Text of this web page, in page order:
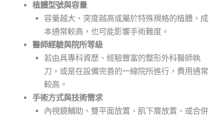
植體型號與容量
容量越大、突度越高或屬於特殊規格的植體，成
本通常較高，也可能影響手術難度。
醫師經驗與院所等級
若由具專科資歷、經驗豐富的整形外科醫師執
刀，或是在設備完善的一線院所進行，費用通常
較高。
手術方式與技術需求
內視鏡輔助、雙平面放置、肌下層放置、或合併